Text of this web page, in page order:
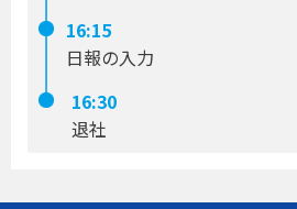
16:15
日報の入力
16:30
退社